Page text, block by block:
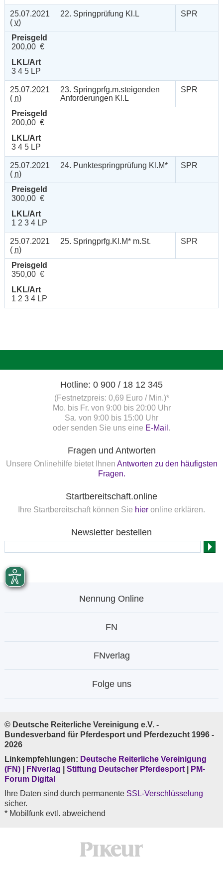
25.07.2021
( v)
22. Springprüfung Kl.L SPR
Preisgeld
200,00 €
LKL/Art
3 4 5 LP
25.07.2021
( n)
23. Springprfg.m.steigenden
Anforderungen Kl.L
SPR
Preisgeld
200,00 €
LKL/Art
3 4 5 LP
25.07.2021
( n)
24. Punktespringprüfung Kl.M* SPR
Preisgeld
300,00 €
LKL/Art
1 2 3 4 LP
25.07.2021
( n)
25. Springprfg.Kl.M* m.St. SPR
Preisgeld
350,00 €
LKL/Art
1 2 3 4 LP
Hotline: 0 900 / 18 12 345
(Festnetzpreis: 0,69 Euro / Min.)*
Mo. bis Fr. von 9:00 bis 20:00 Uhr
Sa. von 9:00 bis 15:00 Uhr
oder senden Sie uns eine E-Mail .
Fragen und Antworten
Unsere Onlinehilfe bietet Ihnen Antworten zu den häufigsten
Fragen.
Startbereitschaft.online
Ihre Startbereitschaft können Sie hier online erklären.
Newsletter bestellen
Nennung Online
FN
FNverlag
Folge uns
© Deutsche Reiterliche Vereinigung e.V. -
Bundesverband für Pferdesport und Pferdezucht 1996 -
2026
Linkempfehlungen: Deutsche Reiterliche Vereinigung
(FN)
FNverlag Stiftung Deutscher Pferdesport
PM-
Forum Digital
Ihre Daten sind durch permanente SSL-Verschlüsselung
sicher.
* Mobilfunk evtl. abweichend